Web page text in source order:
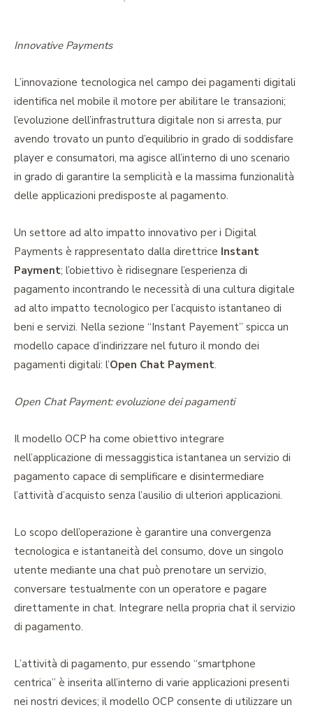
Innovative Payments
L’innovazione tecnologica nel campo dei pagamenti digitali
identifica nel mobile il motore per abilitare le transazioni;
l’evoluzione dell’infrastruttura digitale non si arresta, pur
avendo trovato un punto d’equilibrio in grado di soddisfare
player e consumatori, ma agisce all’interno di uno scenario
in grado di garantire la semplicità e la massima funzionalità
delle applicazioni predisposte al pagamento.
Un settore ad alto impatto innovativo per i Digital
Payments è rappresentato dalla direttrice Instant
Payment; l’obiettivo è ridisegnare l’esperienza di
pagamento incontrando le necessità di una cultura digitale
ad alto impatto tecnologico per l’acquisto istantaneo di
beni e servizi. Nella sezione “Instant Payement” spicca un
modello capace d’indirizzare nel futuro il mondo dei
pagamenti digitali: l’Open Chat Payment.
Open Chat Payment: evoluzione dei pagamenti
Il modello OCP ha come obiettivo integrare
nell’applicazione di messaggistica istantanea un servizio di
pagamento capace di semplificare e disintermediare
l’attività d’acquisto senza l’ausilio di ulteriori applicazioni.
Lo scopo dell’operazione è garantire una convergenza
tecnologica e istantaneità del consumo, dove un singolo
utente mediante una chat può prenotare un servizio,
conversare testualmente con un operatore e pagare
direttamente in chat. Integrare nella propria chat il servizio
di pagamento.
L’attività di pagamento, pur essendo “smartphone
centrica” è inserita all’interno di varie applicazioni presenti
nei nostri devices; il modello OCP consente di utilizzare un